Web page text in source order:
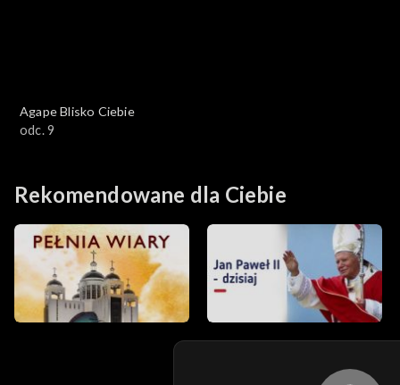
Agape Blisko Ciebie
odc. 9
Rekomendowane dla Ciebie